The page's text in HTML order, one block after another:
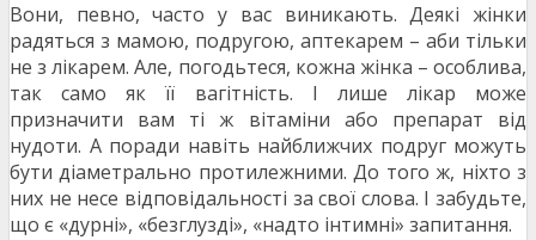
Вони, певно, часто у вас виникають. Деякі жінки
радяться з мамою, подругою, аптекарем – аби тільки
не з лікарем. Але, погодьтеся, кожна жінка – особлива,
так само як її вагітність. І лише лікар може
призначити вам ті ж вітаміни або препарат від
нудоти. А поради навіть найближчих подруг можуть
бути діаметрально протилежними. До того ж, ніхто з
них не несе відповідальності за свої слова. І забудьте,
що є «дурні», «безглузді», «надто інтимні» запитання.